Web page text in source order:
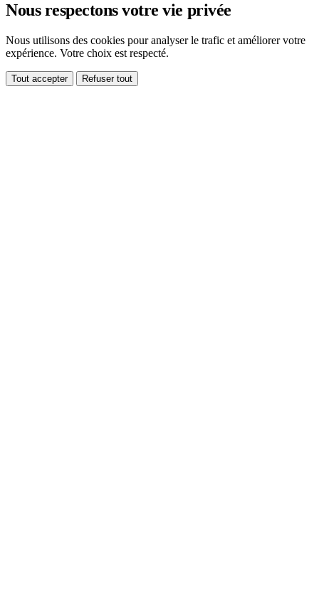
Nous respectons votre vie privée
Nous utilisons des cookies pour analyser le trafic et améliorer votre
expérience. Votre choix est respecté.
Tout accepter Refuser tout